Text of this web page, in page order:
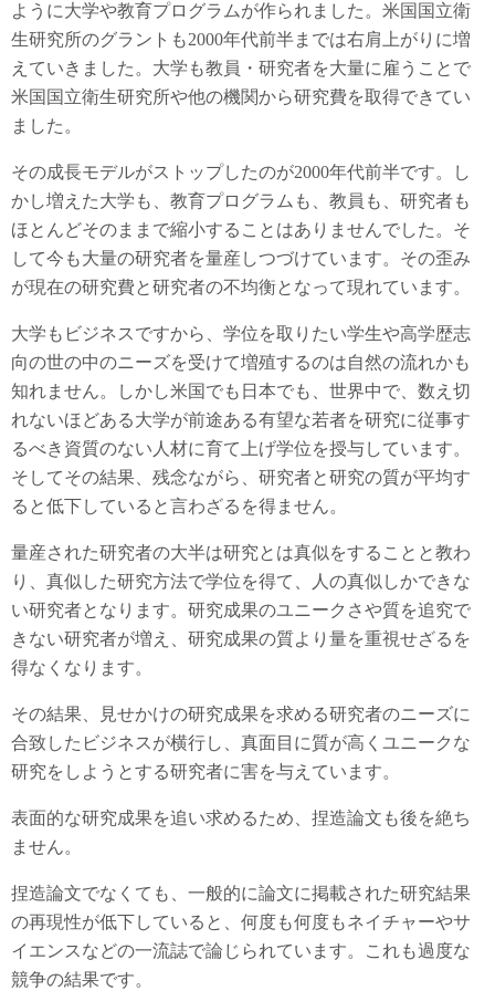
ように大学や教育プログラムが作られました。米国国立衛
生研究所のグラントも2000年代前半までは右肩上がりに増
えていきました。大学も教員・研究者を大量に雇うことで
米国国立衛生研究所や他の機関から研究費を取得できてい
ました。
その成長モデルがストップしたのが2000年代前半です。し
かし増えた大学も、教育プログラムも、教員も、研究者も
ほとんどそのままで縮小することはありませんでした。そ
して今も大量の研究者を量産しつづけています。その歪み
が現在の研究費と研究者の不均衡となって現れています。
大学もビジネスですから、学位を取りたい学生や高学歴志
向の世の中のニーズを受けて増殖するのは自然の流れかも
知れません。しかし米国でも日本でも、世界中で、数え切
れないほどある大学が前途ある有望な若者を研究に従事す
るべき資質のない人材に育て上げ学位を授与しています。
そしてその結果、残念ながら、研究者と研究の質が平均す
ると低下していると言わざるを得ません。
量産された研究者の大半は研究とは真似をすることと教わ
り、真似した研究方法で学位を得て、人の真似しかできな
い研究者となります。研究成果のユニークさや質を追究で
きない研究者が増え、研究成果の質より量を重視せざるを
得なくなります。
その結果、見せかけの研究成果を求める研究者のニーズに
合致したビジネスが横行し、真面目に質が高くユニークな
研究をしようとする研究者に害を与えています。
表面的な研究成果を追い求めるため、捏造論文も後を絶ち
ません。
捏造論文でなくても、一般的に論文に掲載された研究結果
の再現性が低下していると、何度も何度もネイチャーやサ
イエンスなどの一流誌で論じられています。これも過度な
競争の結果です。